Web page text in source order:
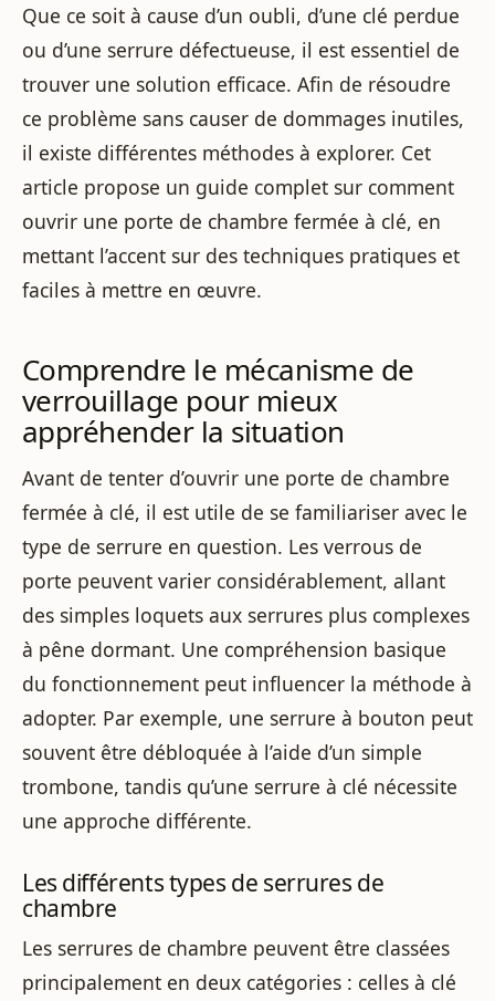
Que ce soit à cause d’un oubli, d’une clé perdue
ou d’une serrure défectueuse, il est essentiel de
trouver une solution efficace. Afin de résoudre
ce problème sans causer de dommages inutiles,
il existe différentes méthodes à explorer. Cet
article propose un guide complet sur comment
ouvrir une porte de chambre fermée à clé, en
mettant l’accent sur des techniques pratiques et
faciles à mettre en œuvre.
Comprendre le mécanisme de
verrouillage pour mieux
appréhender la situation
Avant de tenter d’ouvrir une porte de chambre
fermée à clé, il est utile de se familiariser avec le
type de serrure en question. Les verrous de
porte peuvent varier considérablement, allant
des simples loquets aux serrures plus complexes
à pêne dormant. Une compréhension basique
du fonctionnement peut influencer la méthode à
adopter. Par exemple, une serrure à bouton peut
souvent être débloquée à l’aide d’un simple
trombone, tandis qu’une serrure à clé nécessite
une approche différente.
Les différents types de serrures de
chambre
Les serrures de chambre peuvent être classées
principalement en deux catégories : celles à clé